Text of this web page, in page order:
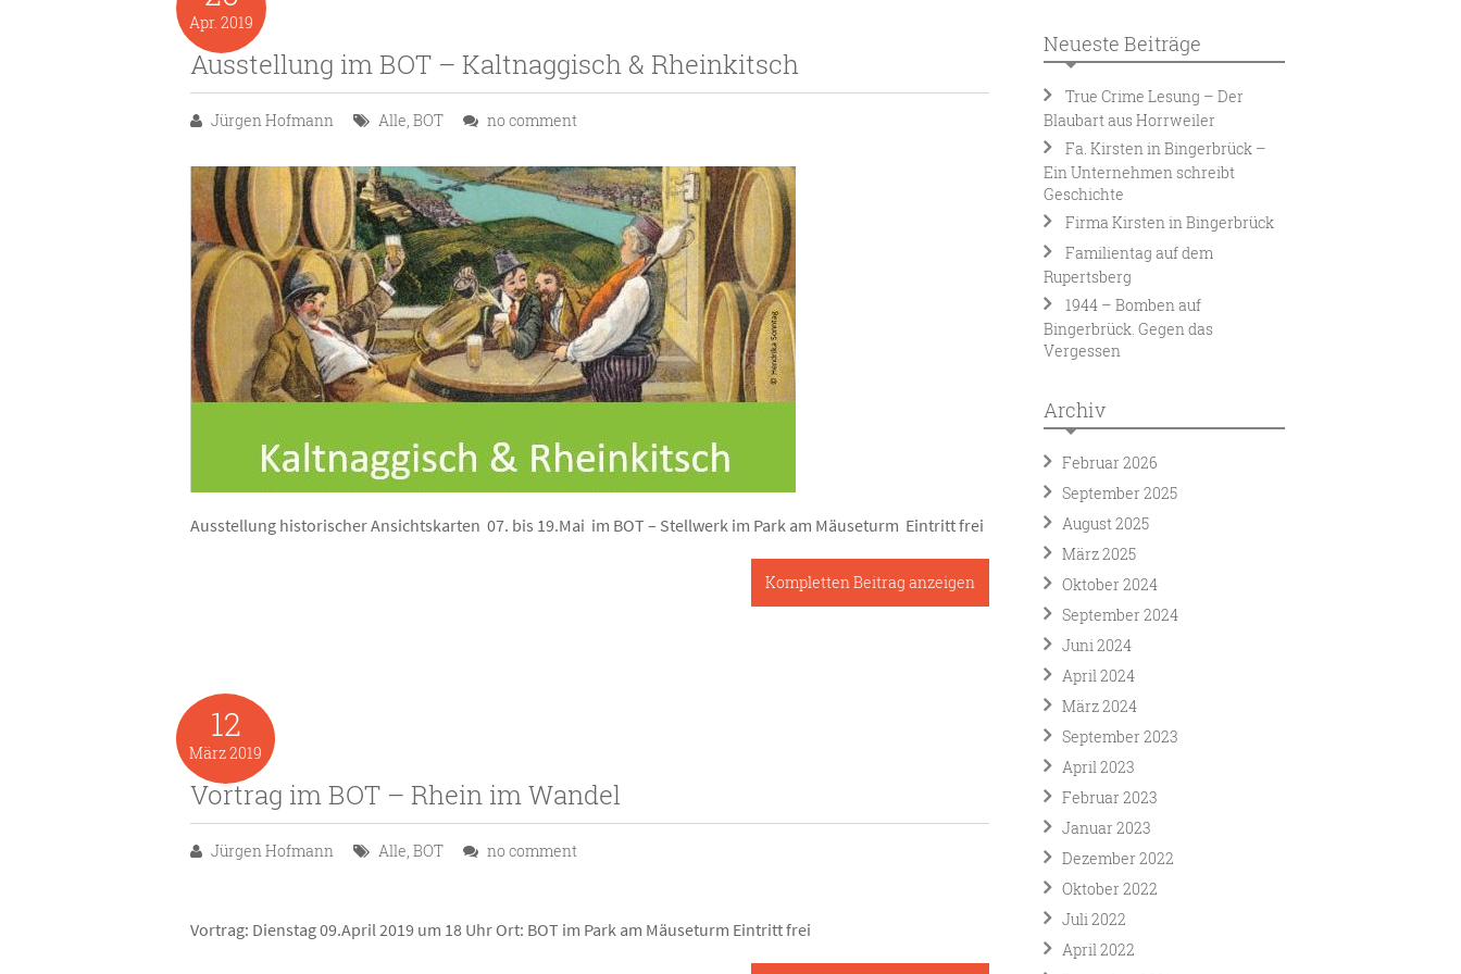
Apr. 2019
Ausstellung im BOT – Kaltnaggisch & Rheinkitsch
Jürgen Hofmann Alle, BOT no comment
Ausstellung historischer Ansichtskarten 07. bis 19.Mai im BOT – Stellwerk im Park am Mäuseturm Eintritt frei
Kompletten Beitrag anzeigen
12
März2019
Vortrag im BOT – Rhein im Wandel
Jürgen Hofmann Alle, BOT no comment
Vortrag: Dienstag 09.April 2019 um 18 Uhr Ort: BOT im Park am Mäuseturm Eintritt frei
Neueste Beiträge
True Crime Lesung – Der
Blaubart aus Horrweiler
Fa. Kirsten in Bingerbrück –
Ein Unternehmen schreibt
Geschichte
Firma Kirsten in Bingerbrück
Familientag auf dem
Rupertsberg
1944 – Bomben auf
Bingerbrück. Gegen das
Vergessen
Archiv
Februar 2026
September 2025
August 2025
März 2025
Oktober 2024
September 2024
Juni 2024
April 2024
März 2024
September 2023
April 2023
Februar 2023
Januar 2023
Dezember 2022
Oktober 2022
Juli 2022
April 2022